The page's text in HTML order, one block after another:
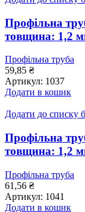
Профільна
товщина: 1,2
Профільна труба
59,85 ₴
Артикул: 1037
Додати в кошик
Додати до списку
Профільна
товщина: 1,2
Профільна труба
61,56 ₴
Артикул: 1041
Додати в кошик